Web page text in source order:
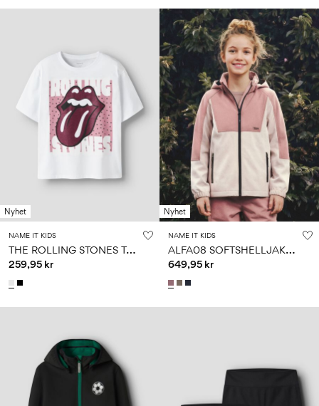
Nyhet
NAME IT KIDS
T
HE ROLLING STONES T-SKJORTE
259,95 kr
Nyhet
NAME IT KIDS
A
LFA08 SOFTSHELLJAKKE
649,95 kr